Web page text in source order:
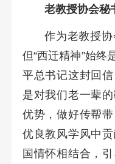
老教授协会秘
作为老教授协
但“西迁精神”始终
平总书记这封回
是对我们老一辈
优势，做好传帮
优良教风学风中
国情怀相结合，